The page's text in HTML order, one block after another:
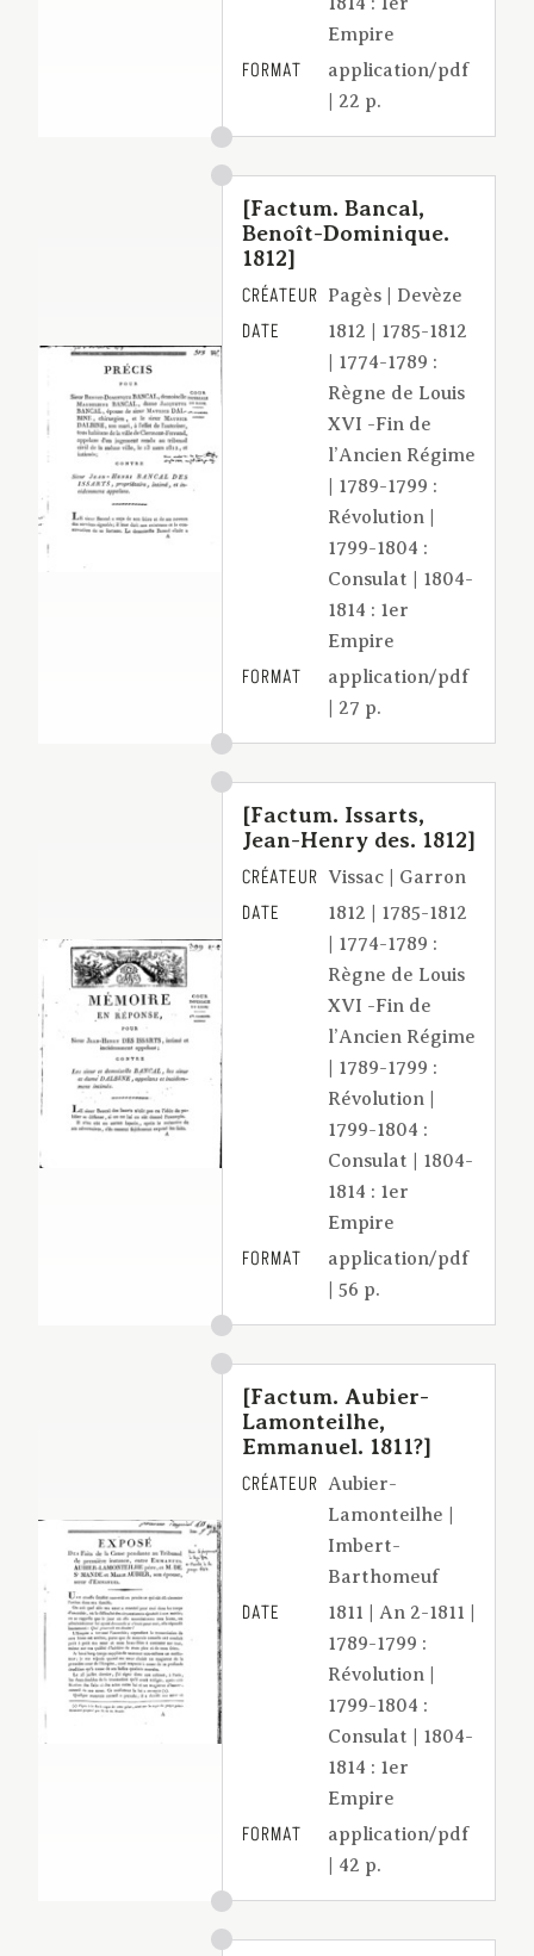
Empire
FORMAT
application/pdf
| 22 p.
[Factum. Bancal,
Benoît-Dominique.
1812]
CRÉATEUR Pagès | Devèze
DATE
1812 | 1785-1812
| 1774-1789 :
Règne de Louis
XVI -Fin de
l’Ancien Régime
| 1789-1799 :
Révolution |
1799-1804 :
Consulat | 1804-
1814 : 1er
Empire
FORMAT
application/pdf
| 27 p.
[Factum. Issarts,
Jean-Henry des. 1812]
CRÉATEUR Vissac | Garron
DATE
1812 | 1785-1812
| 1774-1789 :
Règne de Louis
XVI -Fin de
l’Ancien Régime
| 1789-1799 :
Révolution |
1799-1804 :
Consulat | 1804-
1814 : 1er
Empire
FORMAT
application/pdf
| 56 p.
[Factum. Aubier-
Lamonteilhe,
Emmanuel. 1811?]
CRÉATEUR Aubier-
Lamonteilhe |
Imbert-
Barthomeuf
DATE
1811 | An 2-1811 |
1789-1799 :
Révolution |
1799-1804 :
Consulat | 1804-
1814 : 1er
Empire
FORMAT
application/pdf
| 42 p.